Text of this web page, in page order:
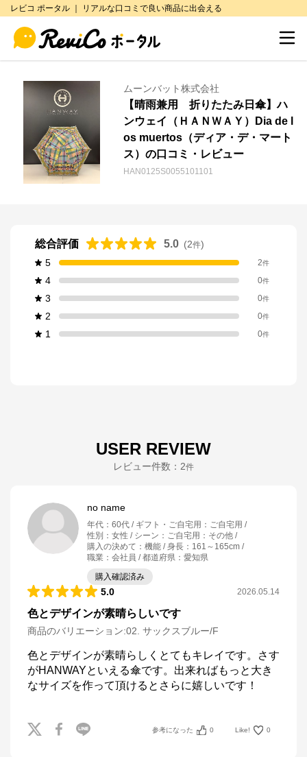
レビコ ポータル ｜ リアルな口コミで良い商品に出会える
ムーンバット株式会社
【晴雨兼用 折りたたみ日傘】ハ
ンウェイ（ＨＡＮＷＡＹ）Dia de l
os muertos（ディア・デ・マート
ス）の口コミ・レビュー
HAN0125S0055101101
総合評価 5.0 (2件)
5
2件
4 0件
3 0件
2 0件
1 0件
USER REVIEW
レビュー件数： 2件
no name
年代 ： 60代 ギフト・ご自宅用 ： ご自宅用
性別 ： 女性 シーン ： ご自宅用：その他
購入の決めて ： 機能 身長 ： 161～165cm
職業 ： 会社員 都道府県 ： 愛知県
購入確認済み
5.0 2026.05.14
色とデザインが素晴らしいです
商品のバリエーション:02. サックスブルー/F
色とデザインが素晴らしくとてもキレイです。さす
がHANWAYといえる傘です。出来ればもっと大き
なサイズを作って頂けるとさらに嬉しいです！
参考になった 0 Like! 0